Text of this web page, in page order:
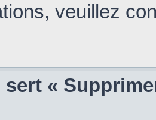
veuillez
sert «